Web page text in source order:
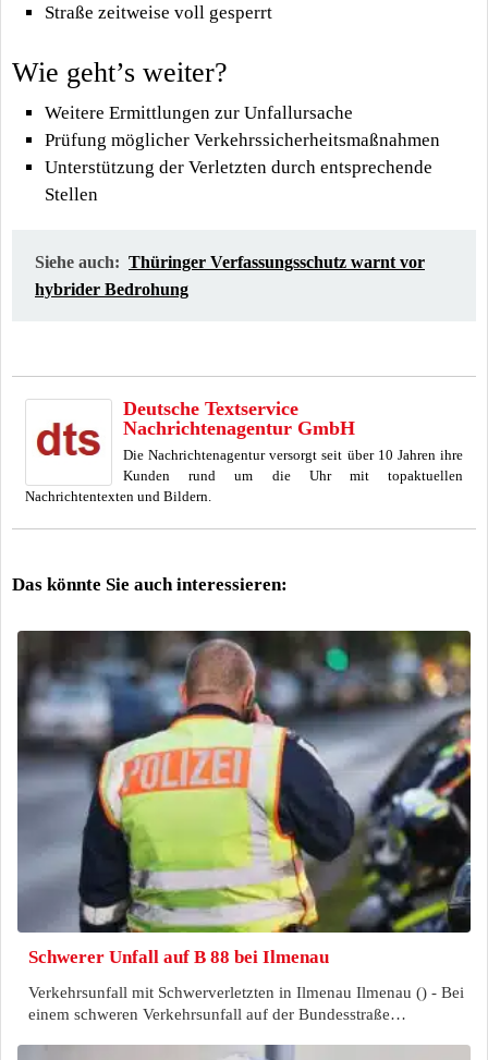
Straße zeitweise voll gesperrt
Wie geht’s weiter?
Weitere Ermittlungen zur Unfallursache
Prüfung möglicher Verkehrssicherheitsmaßnahmen
Unterstützung der Verletzten durch entsprechende
Stellen
Siehe auch: Thüringer Verfassungsschutz warnt vor
hybrider Bedrohung
Deutsche Textservice
Nachrichtenagentur GmbH
Die Nachrichtenagentur versorgt seit über 10 Jahren ihre
Kunden rund um die Uhr mit topaktuellen
Nachrichtentexten und Bildern.
Das könnte Sie auch interessieren:
Schwerer Unfall auf B 88 bei Ilmenau
Verkehrsunfall mit Schwerverletzten in Ilmenau Ilmenau () - Bei
einem schweren Verkehrsunfall auf der Bundesstraße…